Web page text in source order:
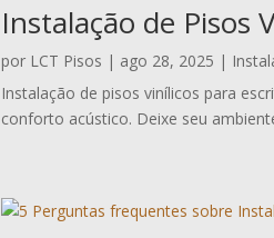
Instalação de Pisos
por LCT Pisos | ago 28, 2025 |
Instalação de pisos vinílicos para
conforto acústico. Deixe seu